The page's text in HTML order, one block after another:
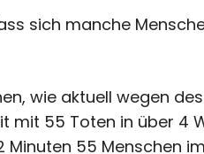
sich manche
wie aktuell wegen
mit 55 Toten in über 4
55 Menschen